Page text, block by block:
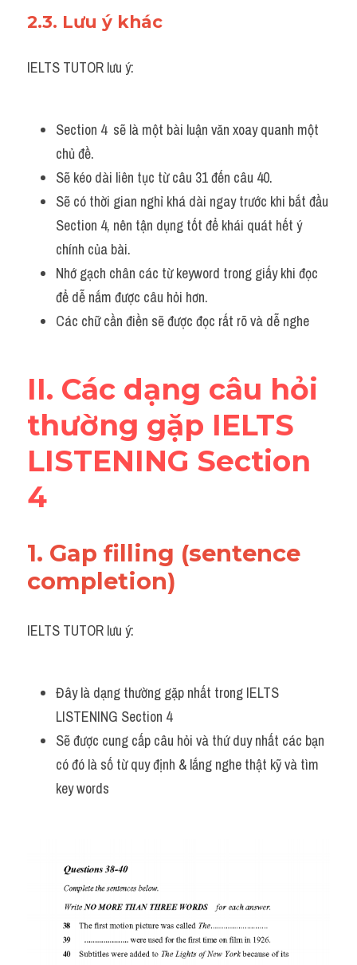
2.3. Lưu ý khác
IELTS TUTOR lưu ý:
Section 4  sẽ là một bài luận văn xoay quanh một
chủ đề.
Sẽ kéo dài liên tục từ câu 31 đến câu 40.
Sẽ có thời gian nghỉ khá dài ngay trước khi bắt đầu
Section 4, nên tận dụng tốt để khái quát hết ý
chính của bài.
Nhớ gạch chân các từ keyword trong giấy khi đọc
để dễ nắm được câu hỏi hơn.
Các chữ cần điền sẽ được đọc rất rõ và dễ nghe
II. Các dạng câu hỏi
thường gặp IELTS
LISTENING Section
4
1. Gap filling (sentence
completion)
IELTS TUTOR lưu ý:
Đây là dạng thường gặp nhất trong IELTS
LISTENING Section 4
Sẽ được cung cấp câu hỏi và thứ duy nhất các bạn
có đó là số từ quy định & lắng nghe thật kỹ và tìm
key words